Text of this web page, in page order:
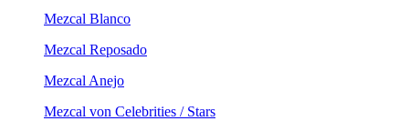
Mezcal Blanco
Mezcal Reposado
Mezcal Anejo
Mezcal von Celebrities / Stars